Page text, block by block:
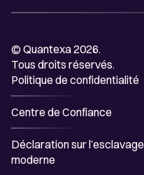
© Quantexa 2026.
Tous droits réservés.
Politique de confidentialité
Centre de Confiance
Déclaration sur l’esclavage
moderne